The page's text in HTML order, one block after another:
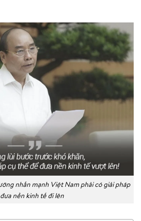
nhấn mạnh Việt Nam phải có giải pháp
đưa nền kinh tế đi lên